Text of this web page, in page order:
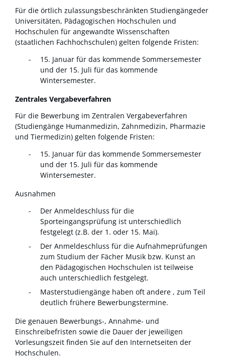
Für die örtlich zulassungsbeschränkten Studiengängeder
Universitäten, Pädagogischen Hochschulen und
Hochschulen für angewandte Wissenschaften
(staatlichen Fachhochschulen) gelten folgende Fristen:
15. Januar für das kommende Sommersemester
und der 15. Juli für das kommende
Wintersemester.
Zentrales Vergabeverfahren
Für die Bewerbung im Zentralen Vergabeverfahren
(Studiengänge Humanmedizin, Zahnmedizin, Pharmazie
und Tiermedizin) gelten folgende Fristen:
15. Januar für das kommende Sommersemester
und der 15. Juli für das kommende
Wintersemester.
Ausnahmen
Der Anmeldeschluss für die
Sporteingangsprüfung ist unterschiedlich
festgelegt (z.B. der 1. oder 15. Mai).
Der Anmeldeschluss für die Aufnahmeprüfungen
zum Studium der Fächer Musik bzw. Kunst an
den Pädagogischen Hochschulen ist teilweise
auch unterschiedlich festgelegt.
Masterstudiengänge haben oft andere , zum Teil
deutlich frühere Bewerbungstermine.
Die genauen Bewerbungs-, Annahme- und
Einschreibefristen sowie die Dauer der jeweiligen
Vorlesungszeit finden Sie auf den Internetseiten der
Hochschulen.